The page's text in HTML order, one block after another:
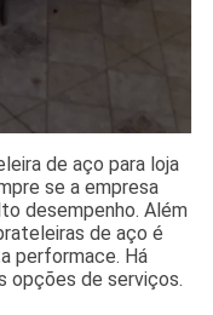
de aço para loja
se a empresa
desempenho. Além
de aço é
performace. Há
opções de serviços.